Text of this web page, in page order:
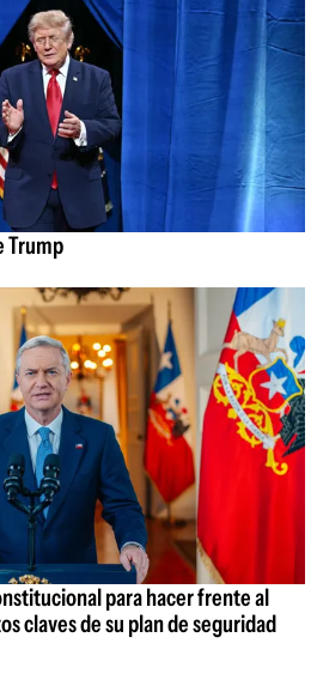
Trump
para hacer frente al
claves de su plan de seguridad